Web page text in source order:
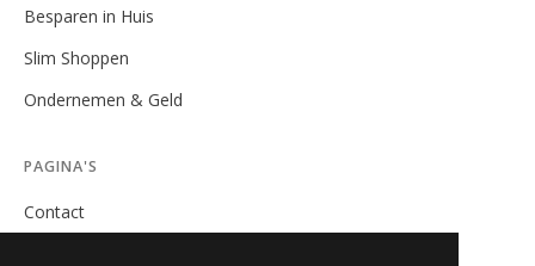
Besparen in Huis
Slim Shoppen
Ondernemen & Geld
PAGINA'S
Contact